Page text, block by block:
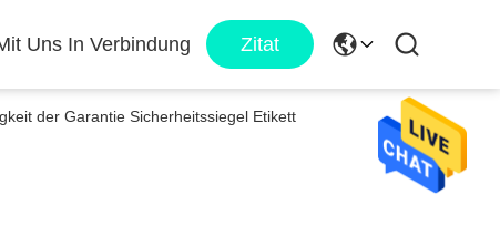
Uns In Verbindung Zitat
der Garantie Sicherheitssiegel Etikett